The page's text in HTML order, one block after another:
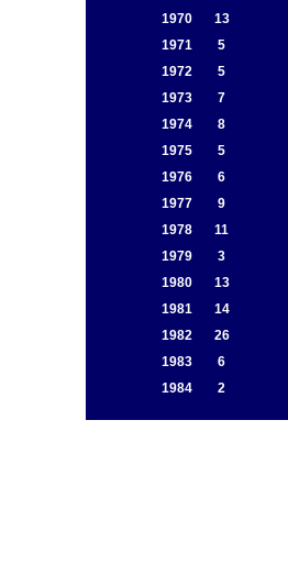
1970
13
1971
5
1972
5
1973
7
1974
8
1975
5
1976
6
1977
9
1978
11
1979
3
1980
13
1981
14
1982
26
1983
6
1984
2